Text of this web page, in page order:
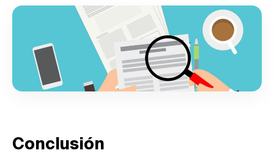
Conclusión